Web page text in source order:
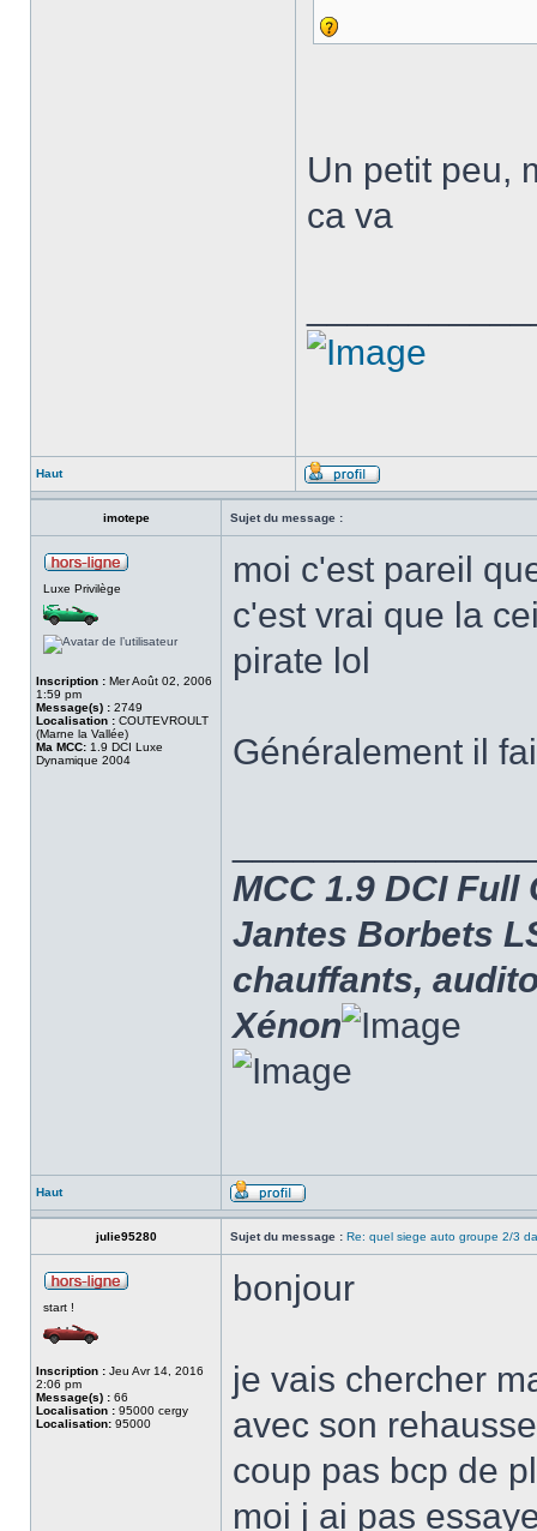
Un petit peu,
ca va
Haut
imotepe Sujet du message :
Luxe Privilège
Inscription : Mer Août 02, 2006
1:59 pm
Message(s) : 2749
Localisation : COUTEVROULT
(Marne la Vallée)
Ma MCC: 1.9 DCI Luxe
Dynamique 2004
moi c'est pareil
c'est vrai que la
pirate lol
Généralement il
MCC 1.9 DCI
Jantes Borbets
chauffants,
Xénon
Haut
julie95280 Sujet du message : Re: quel siege auto groupe 2/3
start !
Inscription : Jeu Avr 14, 2016
2:06 pm
Message(s) : 66
Localisation : 95000 cergy
Localisation: 95000
bonjour
je vais chercher
avec son
coup pas bcp de
moi j ai pas